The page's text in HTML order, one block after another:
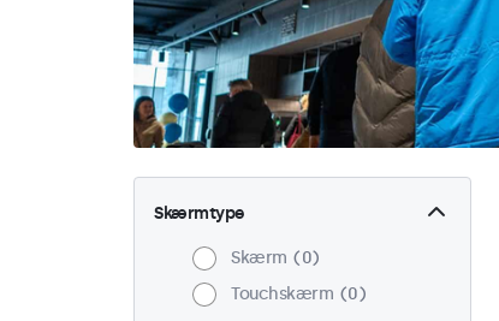
Skærmtype
Skærm
0
Touchskærm
0